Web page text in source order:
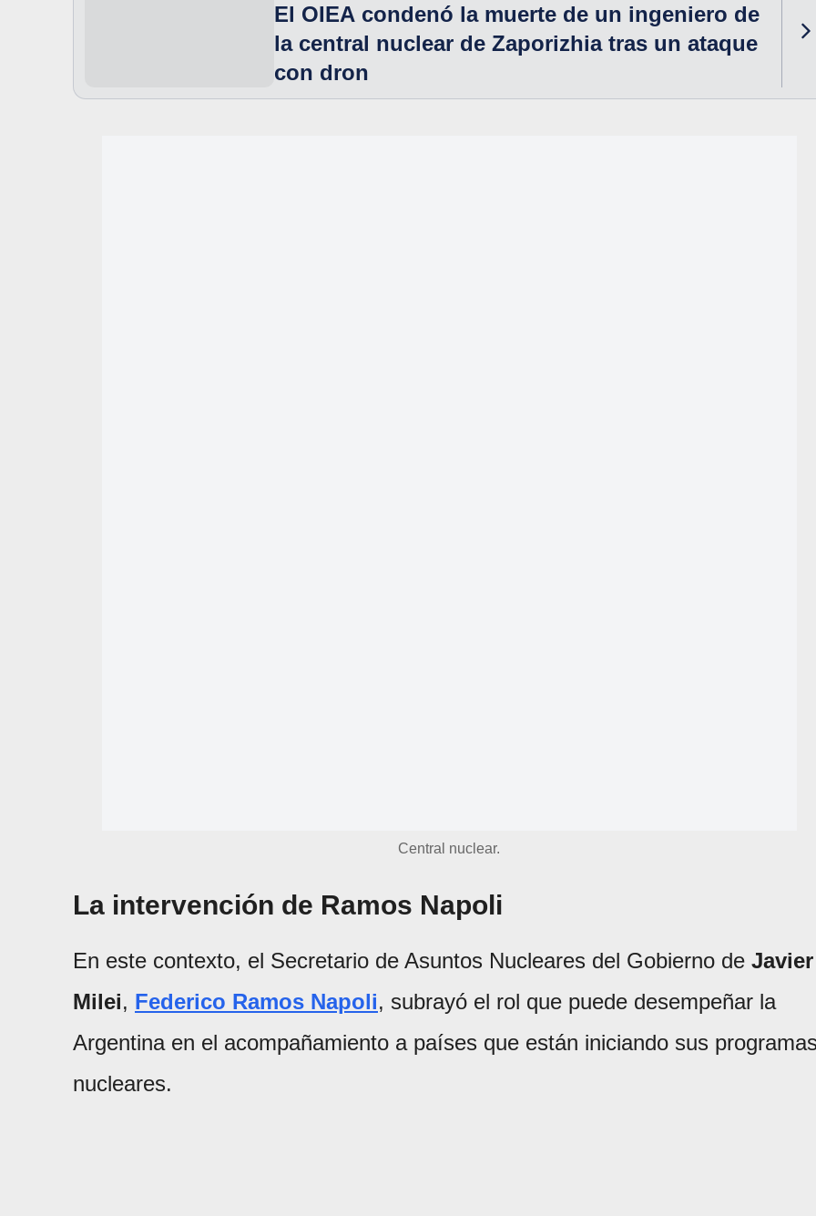
El OIEA condenó la muerte de un ingeniero de
la central nuclear de Zaporizhia tras un ataque
con dron
Central nuclear.
La intervención de Ramos Napoli
En este contexto, el Secretario de Asuntos Nucleares del Gobierno de Javier
Milei, Federico Ramos Napoli, subrayó el rol que puede desempeñar la
Argentina en el acompañamiento a países que están iniciando sus
nucleares.